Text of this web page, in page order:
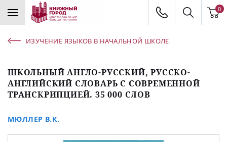
0
ИЗУЧЕНИЕ ЯЗЫКОВ В НАЧАЛЬНОЙ ШКОЛЕ
ШКОЛЬНЫЙ АНГЛО-РУССКИЙ, РУССКО-
АНГЛИЙСКИЙ СЛОВАРЬ С СОВРЕМЕННОЙ
ТРАНСКРИПЦИЕЙ. 35 000 СЛОВ
МЮЛЛЕР В.К.